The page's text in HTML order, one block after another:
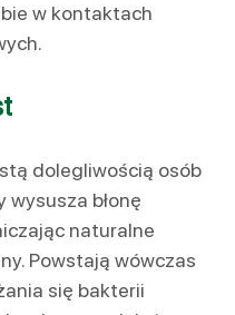
w kontaktach
dolegliwością osób
wysusza błonę
naturalne
Powstają wówczas
się bakterii